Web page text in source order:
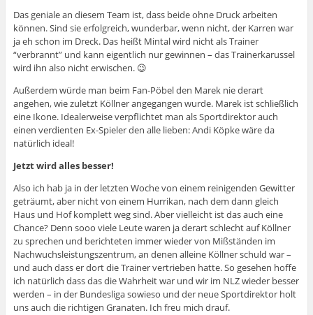
Das geniale an diesem Team ist, dass beide ohne Druck arbeiten
können. Sind sie erfolgreich, wunderbar, wenn nicht, der Karren war
ja eh schon im Dreck. Das heißt Mintal wird nicht als Trainer
“verbrannt” und kann eigentlich nur gewinnen – das Trainerkarussel
wird ihn also nicht erwischen. 😉
Außerdem würde man beim Fan-Pöbel den Marek nie derart
angehen, wie zuletzt Köllner angegangen wurde. Marek ist schließlich
eine Ikone. Idealerweise verpflichtet man als Sportdirektor auch
einen verdienten Ex-Spieler den alle lieben: Andi Köpke wäre da
natürlich ideal!
Jetzt wird alles besser!
Also ich hab ja in der letzten Woche von einem reinigenden Gewitter
geträumt, aber nicht von einem Hurrikan, nach dem dann gleich
Haus und Hof komplett weg sind. Aber vielleicht ist das auch eine
Chance? Denn sooo viele Leute waren ja derart schlecht auf Köllner
zu sprechen und berichteten immer wieder von Mißständen im
Nachwuchsleistungszentrum, an denen alleine Köllner schuld war –
und auch dass er dort die Trainer vertrieben hatte. So gesehen hoffe
ich natürlich dass das die Wahrheit war und wir im NLZ wieder besser
werden – in der Bundesliga sowieso und der neue Sportdirektor holt
uns auch die richtigen Granaten. Ich freu mich drauf.